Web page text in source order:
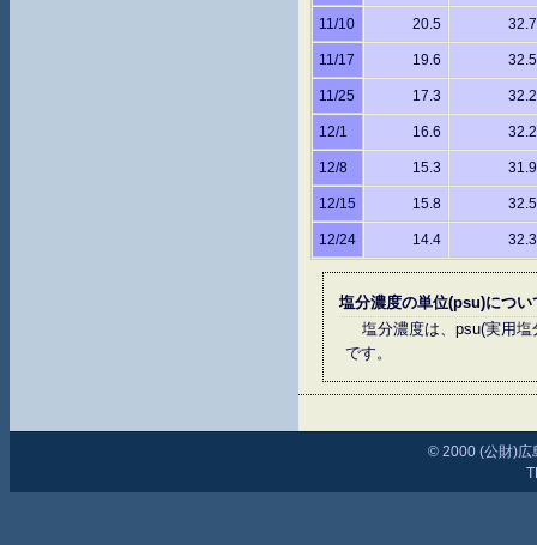
11/10 20.5 32.7
11/17 19.6 32.5
11/25 17.3 32.2
12/1 16.6 32.2
12/8 15.3 31.9
12/15 15.8 32.5
12/24 14.4 32.3
塩分濃度の単位(psu)につい
塩分濃度は、psu(実用
です。
© 2000 (公財)広